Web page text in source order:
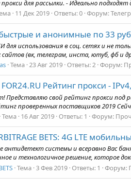
для рассылки. - Идеально
11 Дек 2019 Ответы: 0 Форум:
быстрые и анонимные по 33
для использования в соц. сетях и не
(вк, телеграм, инста, ютуб, фб и
Тема 23 Авг 2019 Ответы: 2 Форум:
FOR24.RU Рейтинг прокси -
Представляю свой рейтинг прокси
проверенных поставщиков 2019
Тема 16 Авг 2019 Ответы: 1 Форум:
BETS: 4G LTE
антидетект системы и всеравно Вас
и технологичное решение, которое
Тема 3 Фев 2019 Ответы: 1 Форум: